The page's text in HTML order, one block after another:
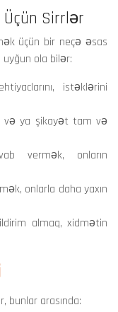
Sirrlər
üçün bir neçə əsas
ola bilər:
istəklərini
və ya şikayət tam və
vermək, onların
onlarla daha yaxın
almaq, xidmətin
bunlar arasında: